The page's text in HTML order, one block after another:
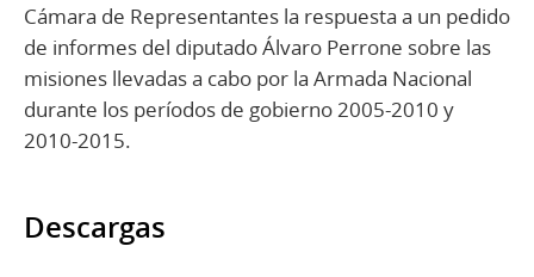
Cámara de Representantes la respuesta a un pedido
de informes del diputado Álvaro Perrone sobre las
misiones llevadas a cabo por la Armada Nacional
durante los períodos de gobierno 2005-2010 y
2010-2015.
Descargas